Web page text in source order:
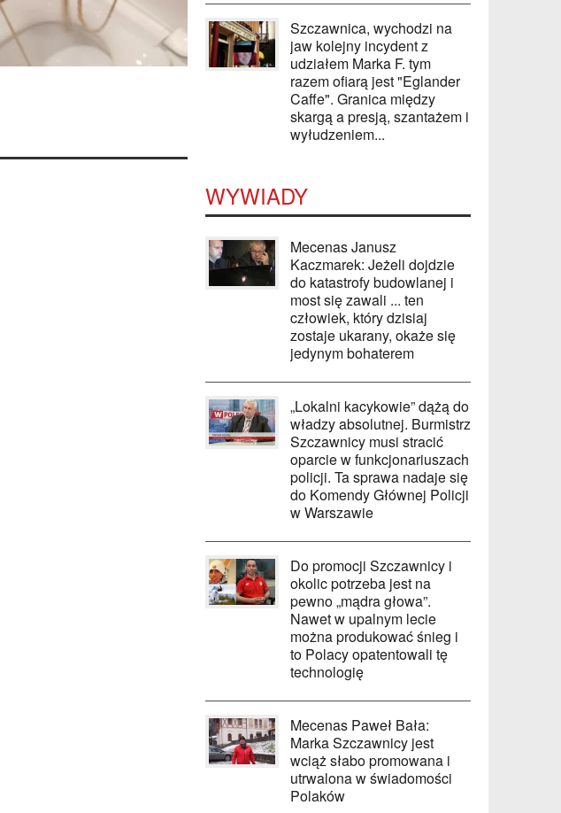
Szczawnica, wychodzi na
jaw kolejny incydent z
udziałem Marka F. tym
razem ofiarą jest "Eglander
Caffe". Granica między
skargą a presją, szantażem i
wyłudzeniem...
WYWIADY
Mecenas Janusz
Kaczmarek: Jeżeli dojdzie
do katastrofy budowlanej i
most się zawali ... ten
człowiek, który dzisiaj
zostaje ukarany, okaże się
jedynym bohaterem
„Lokalni kacykowie” dążą do
władzy absolutnej. Burmistrz
Szczawnicy musi stracić
oparcie w funkcjonariuszach
policji. Ta sprawa nadaje się
do Komendy Głównej Policji
w Warszawie
Do promocji Szczawnicy i
okolic potrzeba jest na
pewno „mądra głowa”.
Nawet w upalnym lecie
można produkować śnieg i
to Polacy opatentowali tę
technologię
Mecenas Paweł Bała:
Marka Szczawnicy jest
wciąż słabo promowana i
utrwalona w świadomości
Polaków